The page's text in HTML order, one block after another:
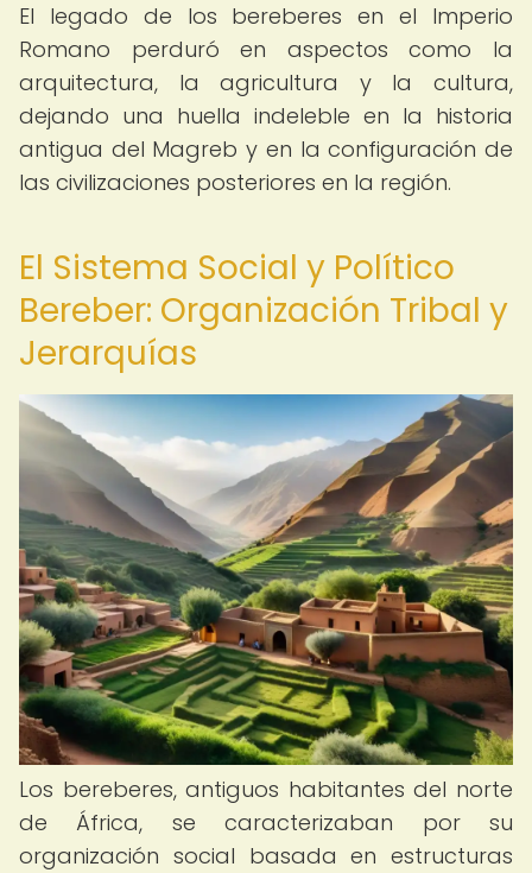
El legado de los bereberes en el Imperio
Romano perduró en aspectos como la
arquitectura, la agricultura y la cultura,
dejando una huella indeleble en la historia
antigua del Magreb y en la configuración de
las civilizaciones posteriores en la región.
El Sistema Social y Político
Bereber: Organización Tribal y
Jerarquías
Los bereberes, antiguos habitantes del norte
de África, se caracterizaban por su
organización social basada en estructuras